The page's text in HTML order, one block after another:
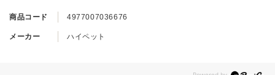
商品コード 4977007036676
メーカー ハイペット